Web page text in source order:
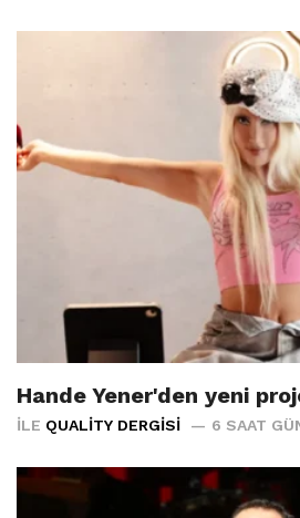
Hande Yener'den yeni
İLE QUALITY DERGISI 6 SAAT